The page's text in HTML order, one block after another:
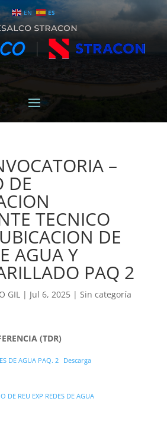
EN ES
–
DE
TECNICO
DE
AGUA Y
PAQ 2
GIL | Jul 6, 2025| Sin categoría
(TDR)
DE AGUA PAQ. 2 Descarga
DE REU EXP REDES DE AGUA